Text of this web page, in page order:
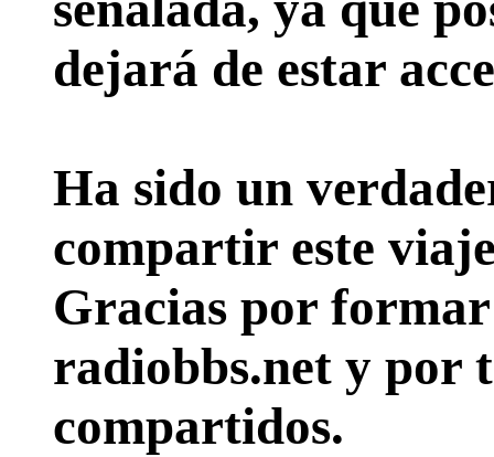
dejará de estar
Ha sido un
compartir este
Gracias por
radiobbs.net y por
compartidos.